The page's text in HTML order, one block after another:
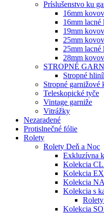
Príslušenstvo ku
16mm
16mm lacné
19mm
25mm
25mm lacné
28mm
STROPNÉ
Stropné
Stropné garnižové
Teleskopické tyče
Vintage garniže
Vitrážky
Nezaradené
Protislnečné fólie
Rolety
Rolety Deň a Noc
Exkluzívna
Kolekcia
Kolekcia
Kolekcia
Kolekcia s
Kolekcia